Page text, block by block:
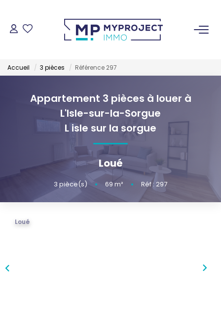
LOUER
VENDRE
ESTIMER
GESTION LOCATIVE
NOS AGENCES
Accueil 3 pièces Référence 297
Appartement 3 pièces à louer à
L'Isle-sur-la-Sorgue
L isle sur la sorgue
Loué
3 pièce(s) • 69 m² • Réf : 297
Loué